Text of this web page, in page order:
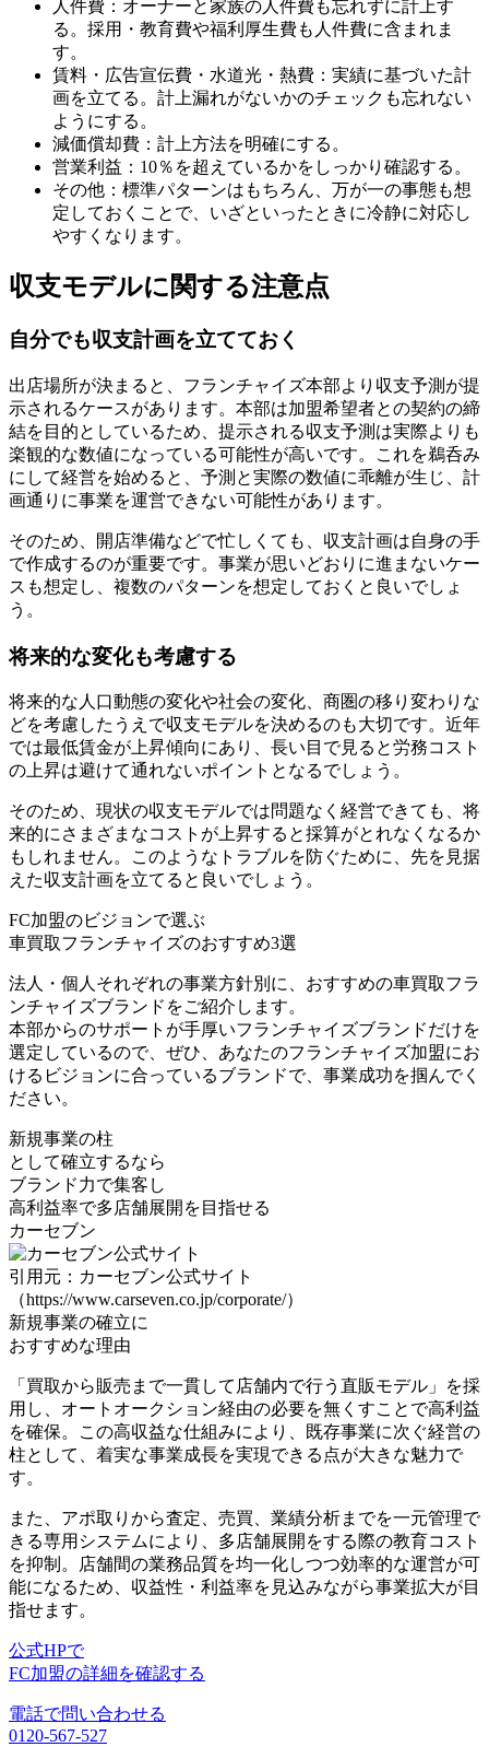
人件費：オーナーと家族の人件費も忘れずに計上す
る。採用・教育費や福利厚生費も人件費に含まれま
す。
賃料・広告宣伝費・水道光・熱費：実績に基づいた計
画を立てる。計上漏れがないかのチェックも忘れない
ようにする。
減価償却費：計上方法を明確にする。
営業利益：10％を超えているかをしっかり確認する。
その他：標準パターンはもちろん、万が一の事態も想
定しておくことで、いざといったときに冷静に対応し
やすくなります。
収支モデルに関する注意点
自分でも収支計画を立てておく
出店場所が決まると、フランチャイズ本部より収支予測が提
示されるケースがあります。本部は加盟希望者との契約の締
結を目的としているため、提示される収支予測は実際よりも
楽観的な数値になっている可能性が高いです。これを鵜呑み
にして経営を始めると、予測と実際の数値に乖離が生じ、計
画通りに事業を運営できない可能性があります。
そのため、開店準備などで忙しくても、収支計画は自身の手
で作成するのが重要です。事業が思いどおりに進まないケー
スも想定し、複数のパターンを想定しておくと良いでしょ
う。
将来的な変化も考慮する
将来的な人口動態の変化や社会の変化、商圏の移り変わりな
どを考慮したうえで収支モデルを決めるのも大切です。近年
では最低賃金が上昇傾向にあり、長い目で見ると労務コスト
の上昇は避けて通れないポイントとなるでしょう。
そのため、現状の収支モデルでは問題なく経営できても、将
来的にさまざまなコストが上昇すると採算がとれなくなるか
もしれません。このようなトラブルを防ぐために、先を見据
えた収支計画を立てると良いでしょう。
FC加盟のビジョンで選ぶ
車買取フランチャイズのおすすめ3選
法人・個人それぞれの事業方針別に、おすすめの車買取フラ
ンチャイズブランドをご紹介します。
本部からのサポートが手厚いフランチャイズブランドだけを
選定 しているので、ぜひ、あなたのフランチャイズ加盟にお
けるビジョンに合っているブランドで、事業成功を掴んでく
ださい。
新規事業の柱
として確立するなら
ブランド力で集客し
高利益率で多店舗展開 を目指せる
カーセブン
引用元：カーセブン公式サイト
（https://www.carseven.co.jp/corporate/）
新規事業の確立に
おすすめな理由
「買取から販売まで一貫して店舗内で行う直販モデル」を採
用し、オートオークション経由の必要を無くすことで高利益
を確保。この高収益な仕組みにより、
既存事業に次ぐ経営の
柱として、着実な事業成長を実現できる点が大きな魅力で
す。
また、アポ取りから査定、売買、業績分析までを一元管理で
きる専用システムにより、 多店舗展開をする際の教育コスト
を抑制 。店舗間の業務品質を均一化しつつ効率的な運営が可
能になるため、収益性・利益率を見込みながら事業拡大が目
指せます。
公式HPで
FC加盟の詳細を確認する
電話で問い合わせる
0120-567-527